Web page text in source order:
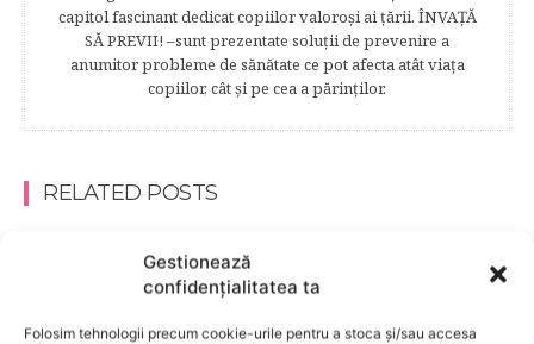
Gestionează
confidențialitatea ta
Folosim tehnologii precum cookie-urile pentru a stoca și/sau accesa
capitol fascinant dedicat copiilor valoroși ai țării. ÎNVAŢĂ
SĂ PREVII! –sunt prezentate soluţii de prevenire a
anumitor probleme de sănătate ce pot afecta atât viaţa
copiilor, cât şi pe cea a părinţilor.
RELATED POSTS